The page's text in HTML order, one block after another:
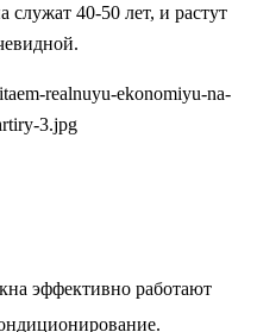
служат 40-50 лет, и растут
эффективно работают